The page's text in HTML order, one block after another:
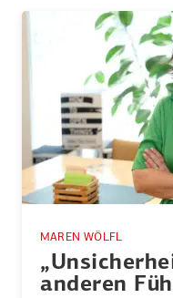
MAREN WÖLFL
anderen